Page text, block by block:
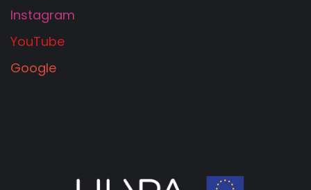
Instagram
YouTube
Google